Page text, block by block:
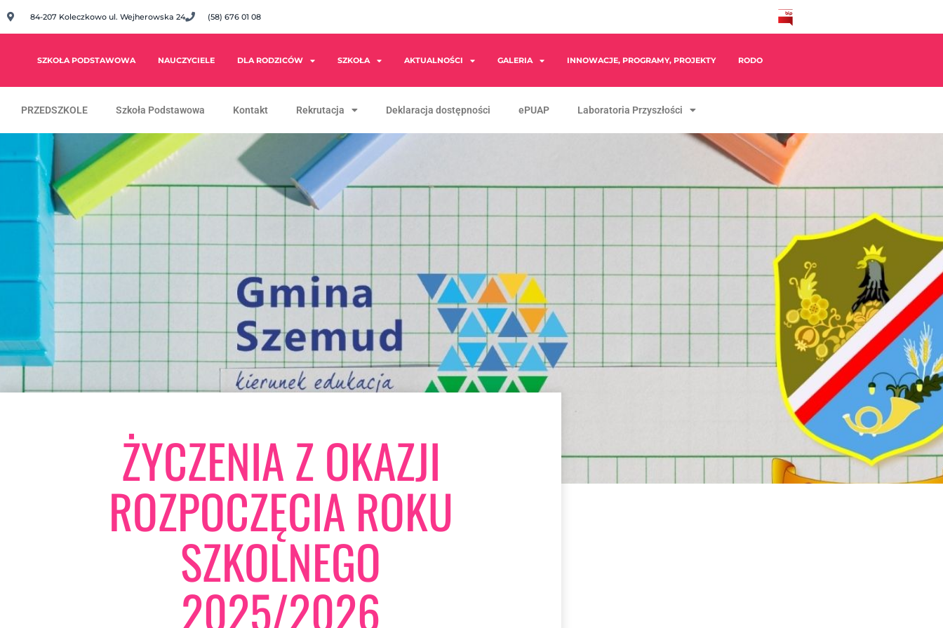
84-207 Koleczkowo ul. Wejherowska 24 (58) 676 01 08
SZKOŁA PODSTAWOWA NAUCZYCIELE DLA RODZICÓW SZKOŁA AKTUALNOŚCI GALERIA INNOWACJE, PROGRAMY, PROJEKTY RODO
PRZEDSZKOLE Szkoła Podstawowa Kontakt Rekrutacja Deklaracja dostępności ePUAP Laboratoria Przyszłości
ŻYCZENIA Z OKAZJI
ROZPOCZĘCIA ROKU
SZKOLNEGO
2025/2026